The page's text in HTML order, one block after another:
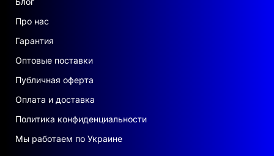
Про нас
Гарантия
Оптовые поставки
Публичная оферта
Оплата и доставка
Политика конфиденциальности
Мы работаем по Украине